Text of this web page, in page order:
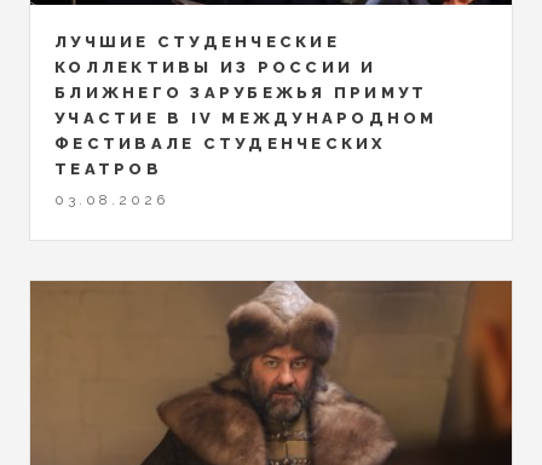
ЛУЧШИЕ СТУДЕНЧЕСКИЕ
КОЛЛЕКТИВЫ ИЗ РОССИИ И
БЛИЖНЕГО ЗАРУБЕЖЬЯ ПРИМУТ
УЧАСТИЕ В IV МЕЖДУНАРОДНОМ
ФЕСТИВАЛЕ СТУДЕНЧЕСКИХ
ТЕАТРОВ
03.08.2026